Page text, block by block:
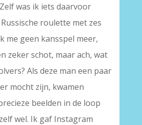
was ik iets daarvoor
roulette met zes
me geen kansspel meer,
zeker schot, maar ach, wat
Als deze man een paar
mocht zijn, kwamen
beelden in de loop
wel. Ik gaf Instagram